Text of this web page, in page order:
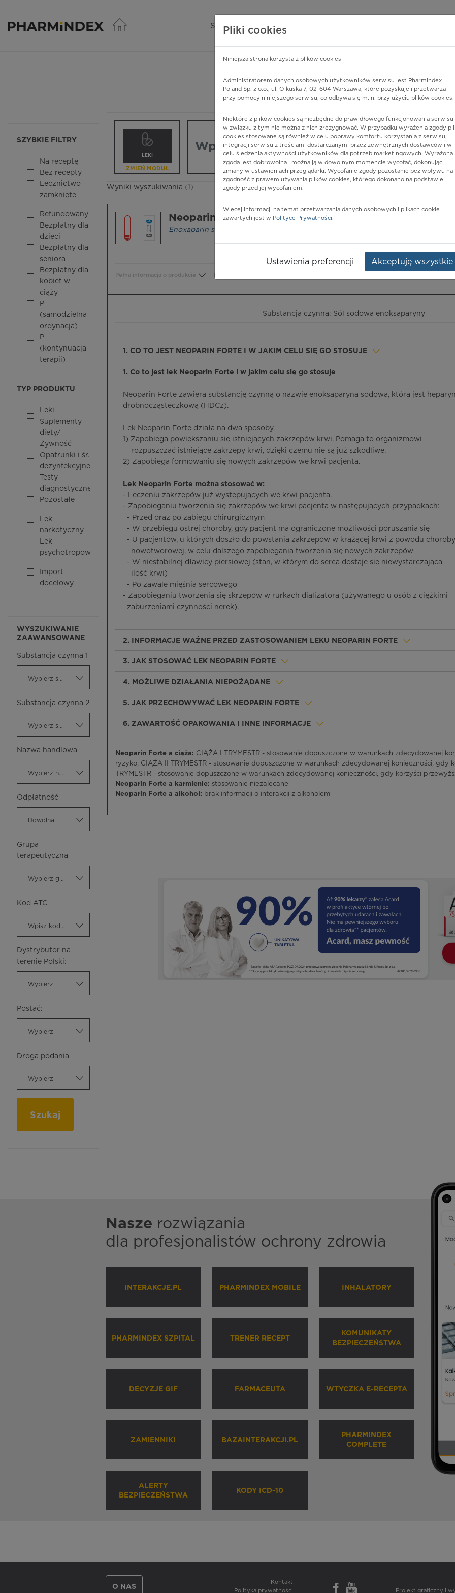
Pharmindex - lider wiedzy o lekach
SERWISY PHARMINDEX
SZYBKIE FILTRY
Na receptę
Bez recepty
Lecznictwo
zamknięte
Refundowany
Bezpłatny dla
dzieci
Bezpłatny dla
seniora
Bezpłatny dla
kobiet w
ciąży
P
(samodzielna
ordynacja)
P
(kontynuacja
terapii)
TYP PRODUKTU
Leki
Suplementy
diety/
Żywność
Opatrunki i śr.
dezynfekcyjne
Testy
diagnostyczne
Pozostałe
Lek
narkotyczny
Lek
psychotropowy
Import
docelowy
WYSZUKIWANIE
ZAAWANSOWANE
Substancja czynna 1
Substancja czynna 2
Nazwa handlowa
Odpłatność
Dowolna
Grupa
terapeutyczna
Kod ATC
Dystrybutor na
terenie Polski:
Wybierz
Postać:
Wybierz
Droga podania
Wybierz
Szukaj
Pharmindex
lider wiedzy o lekach
LEKI
ZMIEŃ MODUŁ
Wpisz nazwę lub substancję czynną
Wyniki wyszukiwania (1)
Neoparin Forte
Enoxaparin sodium
Postać:roztw. do wstrz.
Pełna informacja o produkcie
Substancja czynna: Sól sodowa enoksaparyny
1. CO TO JEST NEOPARIN FORTE I W JAKIM CELU SIĘ GO STOSUJE
1. Co to jest lek Neoparin Forte i w jakim celu się go stosuje
Neoparin Forte zawiera substancję czynną o nazwie enoksaparyna sodowa, która jest
drobnocząsteczkową (HDCz).
Lek Neoparin Forte działa na dwa sposoby.
1) Zapobiega powiększaniu się istniejących zakrzepów krwi. Pomaga to organizmowi
rozpuszczać istniejące zakrzepy krwi, dzięki czemu nie są już szkodliwe.
2) Zapobiega formowaniu się nowych zakrzepów we krwi pacjenta.
Lek Neoparin Forte można stosować w:
- Leczeniu zakrzepów już występujących we krwi pacjenta.
- Zapobieganiu tworzenia się zakrzepów we krwi pacjenta w następujących przypadkach:
- Przed oraz po zabiegu chirurgicznym
- W przebiegu ostrej choroby, gdy pacjent ma ograniczone możliwości poruszania się
- U pacjentów, u których doszło do powstania zakrzepów w krążącej krwi z powodu choroby
nowotworowej, w celu dalszego zapobiegania tworzenia się nowych zakrzepów
- W niestabilnej dławicy piersiowej (stan, w którym do serca dostaje się niewystarczająca
ilość krwi)
- Po zawale mięśnia sercowego
- Zapobieganiu tworzenia się skrzepów w rurkach dializatora (używanego u osób z ciężkimi
zaburzeniami czynności nerek).
2. INFORMACJE WAŻNE PRZED ZASTOSOWANIEM LEKU NEOPARIN FORTE
3. JAK STOSOWAĆ LEK NEOPARIN FORTE
4. MOŻLIWE DZIAŁANIA NIEPOŻĄDANE
5. JAK PRZECHOWYWAĆ LEK NEOPARIN FORTE
6. ZAWARTOŚĆ OPAKOWANIA I INNE INFORMACJE
Neoparin Forte a ciąża: CIĄŻA I TRYMESTR - stosowanie dopuszczone w warunkach zdecydowanej
ryzyko, CIĄŻA II TRYMESTR - stosowanie dopuszczone w warunkach zdecydowanej konieczności, gdy
TRYMESTR - stosowanie dopuszczone w warunkach zdecydowanej konieczności, gdy korzyści
Neoparin Forte a karmienie: stosowanie niezalecane
Neoparin Forte a alkohol: brak informacji o interakcji z alkoholem
Nasze rozwiązania
dla profesjonalistów ochrony zdrowia
INTERAKCJE.PL PHARMINDEX MOBILE INHALATORY
PHARMINDEX SZPITAL TRENER RECEPT
KOMUNIKATY
BEZPIECZEŃSTWA
DECYZJE GIF FARMACEUTA WTYCZKA E-RECEPTA
ZAMIENNIKI BAZAINTERAKCJI.PL
PHARMINDEX
COMPLETE
ALERTY
BEZPIECZEŃSTWA
KODY ICD-10
O NAS
Kontakt
Polityka prywatności
Projekt graficzny i
Pliki cookies
Niniejsza strona korzysta z plików cookies
Administratorem danych osobowych użytkowników serwisu jest Pharmindex
Poland Sp. z o.o., ul. Olkuska 7, 02-604 Warszawa, które pozyskuje i przetwarza
przy pomocy niniejszego serwisu, co odbywa się m.in. przy użyciu plików cookies.
Niektóre z plików cookies są niezbędne do prawidłowego funkcjonowania serwisu
w związku z tym nie można z nich zrezygnować. W przypadku wyrażenia zgody
cookies stosowane są również w celu poprawy komfortu korzystania z serwisu,
integracji serwisu z treściami dostarczanymi przez zewnętrznych dostawców i w
celu śledzenia aktywności użytkowników dla potrzeb marketingowych. Wyrażona
zgoda jest dobrowolna i można ją w dowolnym momencie wycofać, dokonując
zmiany w ustawieniach przeglądarki. Wycofanie zgody pozostanie bez wpływu na
zgodność z prawem używania plików cookies, którego dokonano na podstawie
zgody przed jej wycofaniem.
Więcej informacji na temat przetwarzania danych osobowych i plikach cookie
zawartych jest w Polityce Prywatności.
Ustawienia preferencji Akceptuję wszystkie